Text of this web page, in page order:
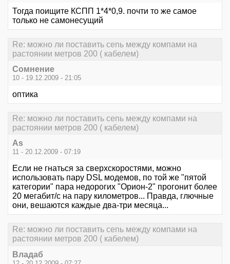
Тогда поищите КСПП 1*4*0,9. почти то же самое
только не самонесущий
Re: можно ли поставить сеnь между компами на
растоянии метров 200 ( кабелем)
Сомнение
10 - 19.12.2009 - 21:05
оптика
Re: можно ли поставить сеnь между компами на
растоянии метров 200 ( кабелем)
As
11 - 20.12.2009 - 07:19
Если не гнаться за сверхскоростями, можно
использовать пару DSL модемов, по той же "пятой
категории" пара недорогих "Орион-2" прогонит более
20 мегабит/с на пару километров... Правда, глючные
они, вешаются каждые два-три месяца...
Re: можно ли поставить сеnь между компами на
растоянии метров 200 ( кабелем)
Владаб